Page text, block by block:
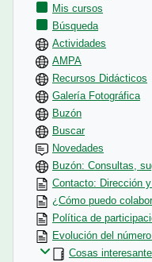
Mis cursos
Búsqueda
Actividades
AMPA
Recursos Didácticos
Galería Fotográfica
Buzón
Buscar
Novedades
Buzón: Consultas,
Contacto: Dirección
¿Cómo puedo
Política de
Evolución del
Cosas